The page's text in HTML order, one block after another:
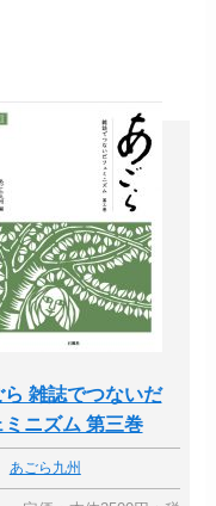
ら 雑誌でつないだ
ミニズム 第三巻
あごら九州